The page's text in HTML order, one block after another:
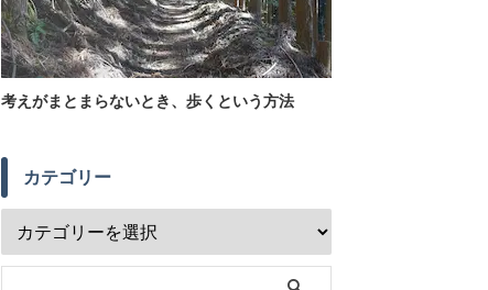
考えがまとまらないとき、歩くという方法
カテゴリー